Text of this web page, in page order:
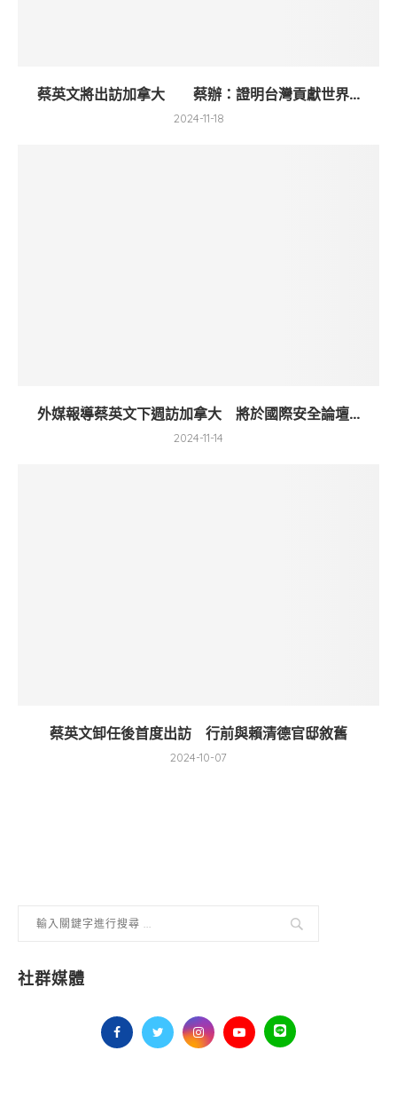
蔡英文將出訪加拿大 蔡辦：證明台灣貢獻世界...
2024-11-18
外媒報導蔡英文下週訪加拿大 將於國際安全論壇...
2024-11-14
蔡英文卸任後首度出訪 行前與賴清德官邸敘舊
2024-10-07
社群媒體